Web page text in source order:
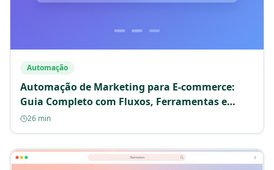
Automação
Automação de Marketing para E-commerce:
Guia Completo com Fluxos, Ferramentas e
Estratégias de Retenção em 2025
26 min